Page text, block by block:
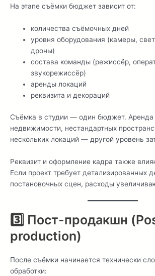
На этапе съёмки бюджет зависит от:
количества съёмочных дней
уровня оборудования (камеры,
дроны)
состава команды (режиссёр,
звукорежиссёр)
аренды локаций
реквизита и декораций
Съёмка в студии — один бюджет. Аренда
недвижимости, нестандартных
нескольких локаций — другой уровень
Реквизит и оформление кадра также
Если проект требует детализированных
постановочных сцен, расходы
3️⃣ Пост-продакшн
production)
После съёмки начинается технически
обработки: